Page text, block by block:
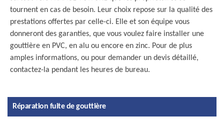
tournent en cas de besoin. Leur choix repose sur la qualité des
prestations offertes par celle-ci. Elle et son équipe vous
donneront des garanties, que vous voulez faire installer une
gouttière en PVC, en alu ou encore en zinc. Pour de plus
amples informations, ou pour demander un devis détaillé,
contactez-la pendant les heures de bureau.
Réparation fuite de gouttière